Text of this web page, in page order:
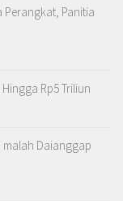
Perangkat, Panitia
Rp5 Triliun
Daianggap